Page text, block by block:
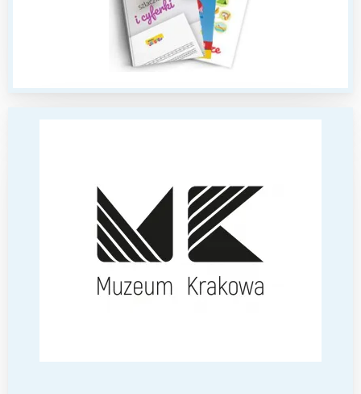
Warszawa
Trójmiasto
Śląsk
Kraków
Południe